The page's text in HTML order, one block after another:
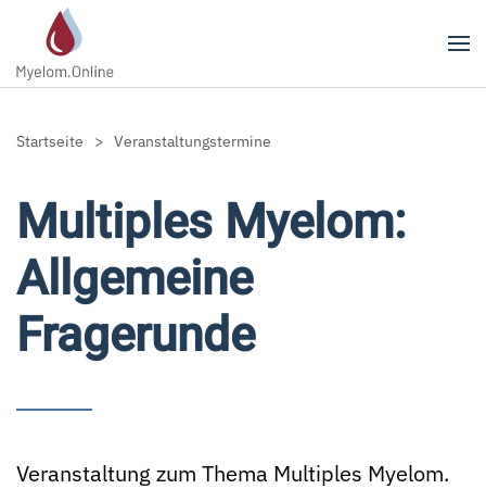
Zum Hauptinhalt springen
Startseite Veranstaltungstermine
Multiples Myelom:
Allgemeine
Fragerunde
Veranstaltung zum Thema Multiples Myelom.